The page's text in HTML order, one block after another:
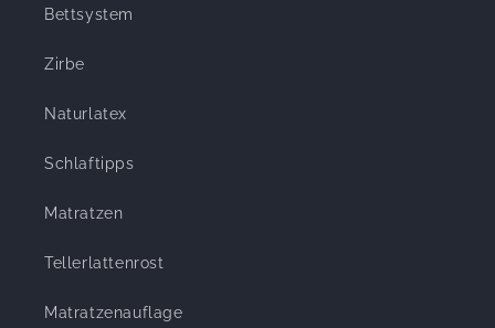
Bettsystem
Zirbe
Naturlatex
Schlaftipps
Matratzen
Tellerlattenrost
Matratzenauflage